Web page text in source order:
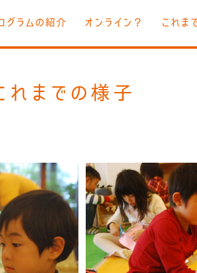
グラムの紹介 オンライン？ これま
までの様子